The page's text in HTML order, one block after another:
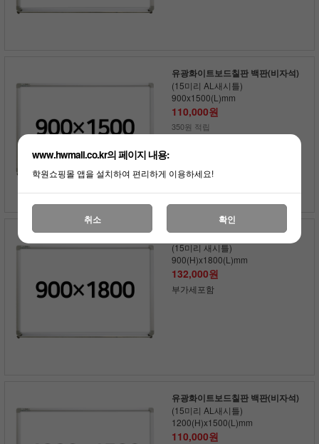
유광화이트보드칠판 백판(비자석)
(15미리 AL새시틀)
900x1500(L)mm
110,000원
350원 적립
유광화이트보드칠판 백판(비자석)
(15미리 새시틀)
900(H)x1800(L)mm
132,000원
부가세포함
유광화이트보드칠판 백판(비자석)
(15미리 AL새시틀)
1200(H)x1500(L)mm
110,000원
www.hwmall.co.kr의 페이지 내용:
학원쇼핑몰 앱을 설치하여 편리하게 이용하세요!
취소 확인